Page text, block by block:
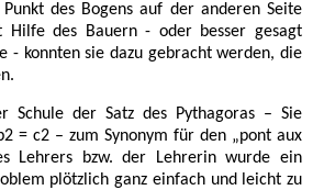
des Bogens auf der anderen Seite
des Bauern - oder besser gesagt
- konnten sie dazu gebracht werden, die
Schule der Satz des Pythagoras – Sie
= c2 – zum Synonym für den „pont aux
Lehrers bzw. der Lehrerin wurde ein
plötzlich ganz einfach und leicht zu